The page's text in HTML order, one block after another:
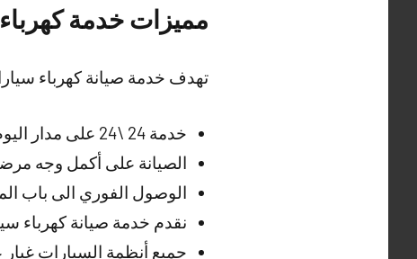
مميزات خدمة
تهدف خدمة صيانة كهرباء
خدمة 24 \24 على مدار اليوم .
الصيانة على أكمل وجه
الوصول الفوري الى باب
نقدم خدمة صيانة كهرباء
جميع أنظمة السيارات غيار